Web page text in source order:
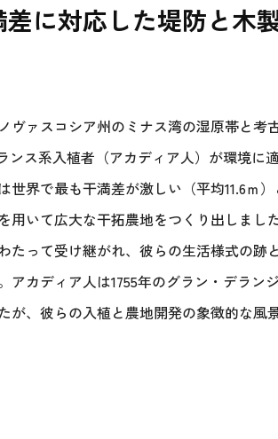
に対応した堤防と木
ヴァスコシア州のミナス湾の湿原帯と考
ンス系入植者（アカディア人）が環境に
世界で最も干満差が激しい（平均11.6ｍ
用いて広大な干拓農地をつくり出しまし
たって受け継がれ、彼らの生活様式の跡
アカディア人は1755年のグラン・デラ
が、彼らの入植と農地開発の象徴的な風